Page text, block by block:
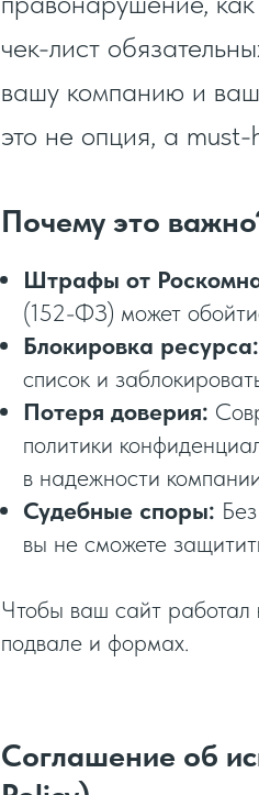
чек-лист
вашу компанию и
это не опция, а must-
Почему это
Штрафы от
(152-ФЗ) может
Блокировка ресурса:
список и
Потеря доверия:
политики
в надежности
Судебные споры:
вы не сможете
Чтобы ваш сайт работал
подвале и формах.
Соглашение об